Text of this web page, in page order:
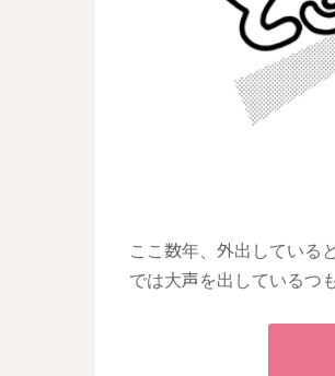
ここ数年、外出している
では大声を出しているつ